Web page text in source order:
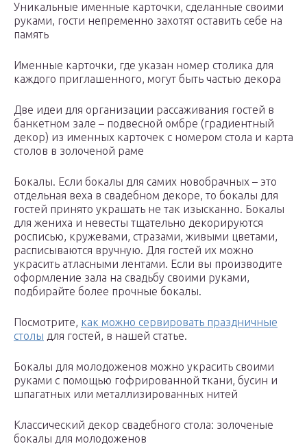
Уникальные именные карточки, сделанные своими
руками, гости непременно захотят оставить себе на
память
Именные карточки, где указан номер столика для
каждого приглашенного, могут быть частью декора
Две идеи для организации рассаживания гостей в
банкетном зале – подвесной омбре (градиентный
декор) из именных карточек с номером стола и карта
столов в золоченой раме
Бокалы. Если бокалы для самих новобрачных – это
отдельная веха в свадебном декоре, то бокалы для
гостей принято украшать не так изысканно. Бокалы
для жениха и невесты тщательно декорируются
росписью, кружевами, стразами, живыми цветами,
расписываются вручную. Для гостей их можно
украсить атласными лентами. Если вы производите
оформление зала на свадьбу своими руками,
подбирайте более прочные бокалы.
Посмотрите, как можно сервировать праздничные
столы для гостей, в нашей статье.
Бокалы для молодоженов можно украсить своими
руками с помощью гофрированной ткани, бусин и
шпагатных или металлизированных нитей
Классический декор свадебного стола: золоченые
бокалы для молодоженов